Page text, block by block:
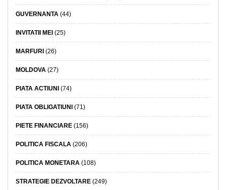
GUVERNANTA (44)
INVITATII MEI (25)
MARFURI (26)
MOLDOVA (27)
PIATA ACTIUNI (74)
PIATA OBLIGATIUNI (71)
PIETE FINANCIARE (156)
POLITICA FISCALA (206)
POLITICA MONETARA (108)
STRATEGIE DEZVOLTARE (249)